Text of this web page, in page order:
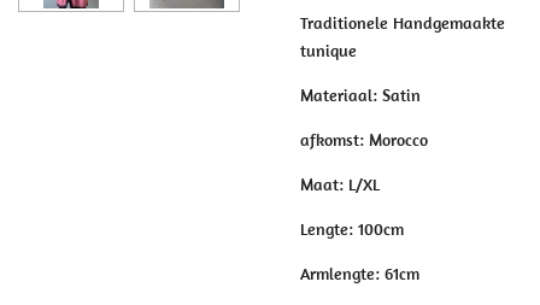
Traditionele Handgemaakte
tunique
Materiaal: Satin
afkomst: Morocco
Maat: L/XL
Lengte: 100cm
Armlengte: 61cm